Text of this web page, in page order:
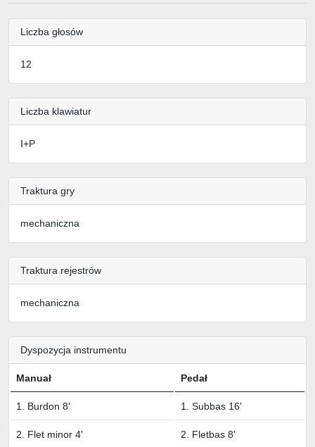
Liczba głosów
12
Liczba klawiatur
I+P
Traktura gry
mechaniczna
Traktura rejestrów
mechaniczna
Dyspozycja instrumentu
Manuał Pedał
1. Burdon 8' 1. Subbas 16'
2. Flet minor 4' 2. Fletbas 8'